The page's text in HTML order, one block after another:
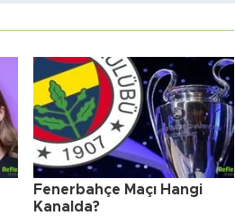
Fenerbahçe Maçı Hangi
Kanalda?